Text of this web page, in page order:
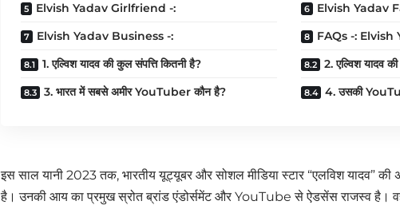
Elvish Yadav Girlfriend -:
Elvish Yadav
Elvish Yadav Business -:
FAQs -:
1. एल्विश यादव की कुल संपत्ति कितनी है?
2. एल्विश यादव
3. भारत में सबसे अमीर YouTuber कौन है?
4. उसकी
इस साल यानी 2023 तक, भारतीय यूट्यूबर और सोशल मीडिया स्टार “एलविश यादव”
है। उनकी आय का प्रमुख स्रोत ब्रांड एंडोर्समेंट और YouTube से ऐडसेंस राजस्व है।